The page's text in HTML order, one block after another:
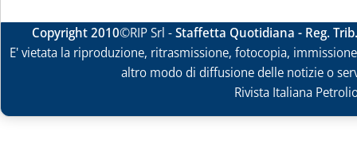
Copyright 2010©RIP Srl -Staffetta Quotidiana - Reg.
E' vietata la riproduzione, ritrasmissione, fotocopia,
altro modo di diffusione delle notizie o
Rivista Italiana